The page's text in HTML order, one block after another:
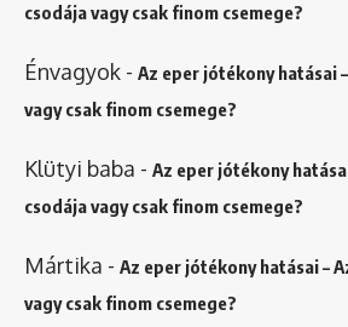
csodája vagy csak finom csemege?
Énvagyok - Az eper jótékony hatásai
vagy csak finom csemege?
Klütyi baba - Az eper jótékony
csodája vagy csak finom csemege?
Mártika - Az eper jótékony hatásai –
vagy csak finom csemege?